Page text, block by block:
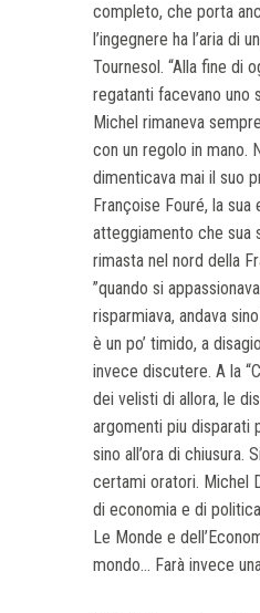
completo, che porta
l’ingegnere ha l’aria di
Tournesol. “Alla fine di
regatanti facevano uno
Michel rimaneva
con un regolo in mano.
dimenticava mai il suo
Françoise Fouré, la sua
atteggiamento che sua
rimasta nel nord della
”quando si
risparmiava, andava
è un po’ timido, a
invece discutere. A la
dei velisti di allora, le
argomenti piu disparati
sino all’ora di chiusura.
certami oratori. Michel
di economia e di
Le Monde e
mondo... Farà invece